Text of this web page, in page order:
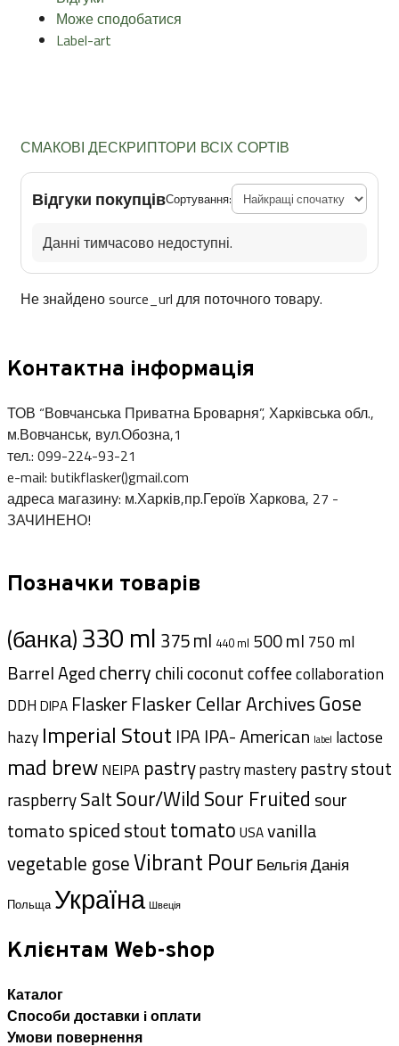
Може сподобатися
Label-art
СМАКОВІ ДЕСКРИПТОРИ ВСІХ СОРТІВ
Відгуки покупцівСортування:
Данні тимчасово недоступні.
Не знайдено source_url для поточного товару.
Контактна інформація
ТОВ “Вовчанська Приватна Броварня”, Харківська обл.,
м.Вовчанськ, вул.Обозна,1
тел.: 099-224-93-21
e-mail: butikflasker()gmail.com
адреса магазину: м.Харків,пр.Героїв Харкова, 27 -
ЗАЧИНЕНО!
Позначки товарів
(банка)330 ml 375 ml 440 ml 500 ml 750 ml
Barrel Agedcherrychilicoconutcoffeecollaboration
DDH DIPA FlaskerFlasker Cellar ArchivesGose
hazy Imperial Stout IPA IPA- American label lactose
mad brew NEIPA pastrypastry masterypastry stout
raspberrySaltSour/Wild Sour Fruited sour
tomatospicedstouttomato USAvanilla
vegetable goseVibrant PourБельгіяДанія
Польща Україна Швеція
Клієнтам Web-shop
Каталог
Способи доставки i оплати
Умови повернення